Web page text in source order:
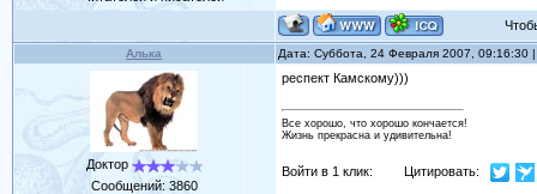
Алька Дата: Суббота, 24 Февраля 2007,
Доктор
Сообщений: 3860
респект Камскому)))
Все хорошо, что хорошо кончается!
Жизнь прекрасна и удивительна!
Войти в 1 клик: Цитировать: